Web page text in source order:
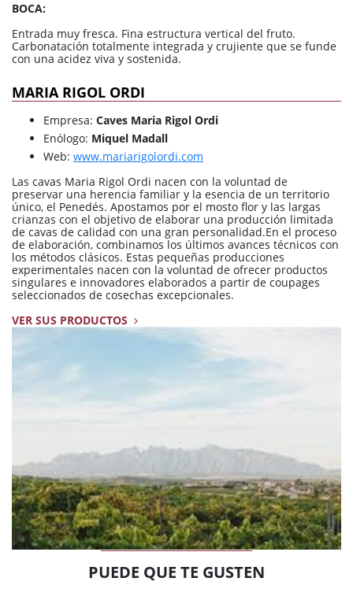
BOCA:
Entrada muy fresca. Fina estructura vertical del fruto.
Carbonatación totalmente integrada y crujiente que se funde
con una acidez viva y sostenida.
MARIA RIGOL ORDI
Empresa: Caves Maria Rigol Ordi
Enólogo: Miquel Madall
Web: www.mariarigolordi.com
Las cavas Maria Rigol Ordi nacen con la voluntad de
preservar una herencia familiar y la esencia de un territorio
único, el Penedés. Apostamos por el mosto flor y las largas
crianzas con el objetivo de elaborar una producción limitada
de cavas de calidad con una gran personalidad.En el proceso
de elaboración, combinamos los últimos avances técnicos con
los métodos clásicos. Estas pequeñas producciones
experimentales nacen con la voluntad de ofrecer productos
singulares e innovadores elaborados a partir de coupages
seleccionados de cosechas excepcionales.
VER SUS PRODUCTOS
PUEDE QUE TE GUSTEN